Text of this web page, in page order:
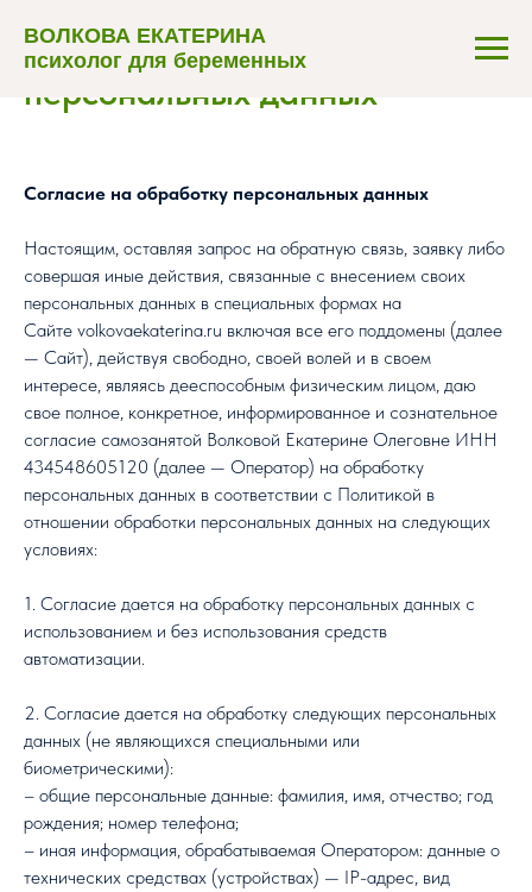
ВОЛКОВА ЕКАТЕРИНА
психолог для беременных
Согласие на обработку
персональных данных
Согласие на обработку персональных данных
Настоящим, оставляя запрос на обратную связь, заявку либо
совершая иные действия, связанные с внесением своих
персональных данных в специальных формах на
Сайте volkovaekaterina.ru включая все его поддомены (далее
— Сайт), действуя свободно, своей волей и в своем
интересе, являясь дееспособным физическим лицом, даю
свое полное, конкретное, информированное и сознательное
согласие самозанятой Волковой Екатерине Олеговне ИНН
434548605120 (далее — Оператор) на обработку
персональных данных в соответствии с Политикой в
отношении обработки персональных данных на следующих
условиях:
1. Согласие дается на обработку персональных данных с
использованием и без использования средств
автоматизации.
2. Согласие дается на обработку следующих персональных
данных (не являющихся специальными или
биометрическими):
– общие персональные данные: фамилия, имя, отчество; год
рождения; номер телефона;
– иная информация, обрабатываемая Оператором: данные о
технических средствах (устройствах) — IP-адрес, вид